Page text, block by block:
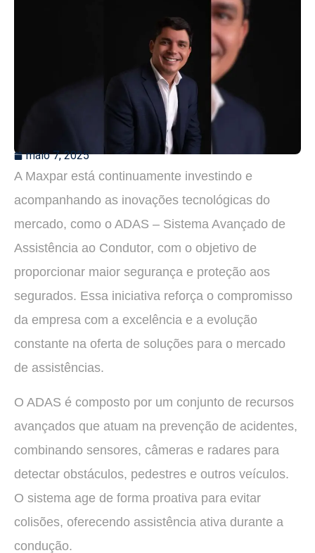
maio 7, 2025
A Maxpar está continuamente investindo e
acompanhando as inovações tecnológicas do
mercado, como o ADAS – Sistema Avançado de
Assistência ao Condutor, com o objetivo de
proporcionar maior segurança e proteção aos
segurados. Essa iniciativa reforça o compromisso
da empresa com a excelência e a evolução
constante na oferta de soluções para o mercado
de assistências.
O ADAS é composto por um conjunto de recursos
avançados que atuam na prevenção de acidentes,
combinando sensores, câmeras e radares para
detectar obstáculos, pedestres e outros veículos.
O sistema age de forma proativa para evitar
colisões, oferecendo assistência ativa durante a
condução.